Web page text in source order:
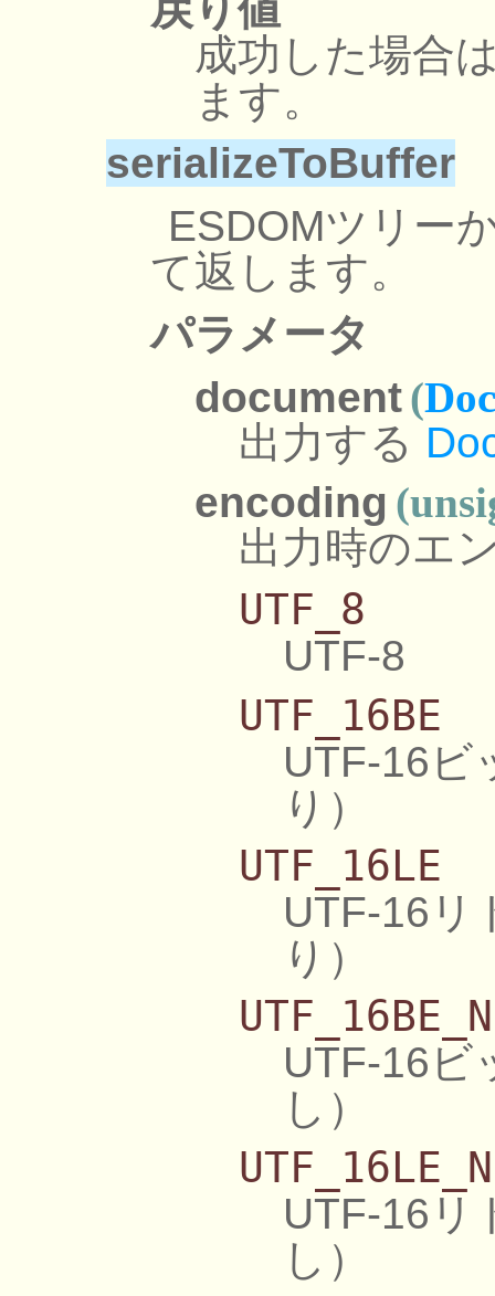
成功した場合
ます。
serializeToBuffer
ESDOMツリー
て返します。
パラメータ
document(
出力する
encoding
出力時のエ
UTF_8
UTF-8
UTF_16BE
UTF-16ビ
り）
UTF_16LE
UTF-16リ
り）
UTF-16ビ
し）
UTF-16リ
し）